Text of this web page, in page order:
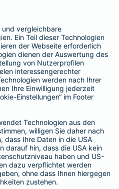
BarmeniaGothaer
SEITEN
ändern
melden